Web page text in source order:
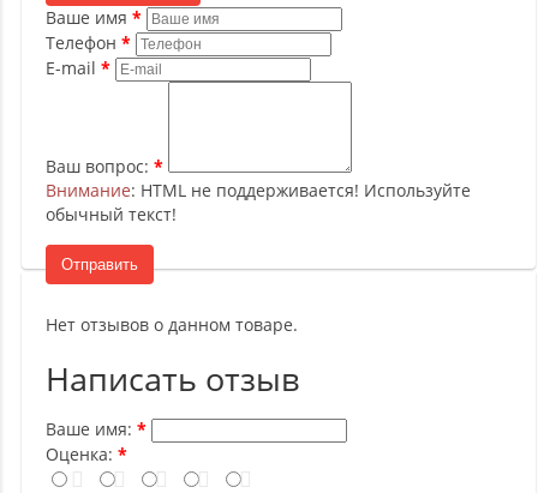
Ваше имя
Телефон
E-mail
Ваш вопрос:
Внимание: HTML не поддерживается! Используйте
обычный текст!
Отправить
Нет отзывов о данном товаре.
Написать отзыв
Ваше имя:
Оценка: